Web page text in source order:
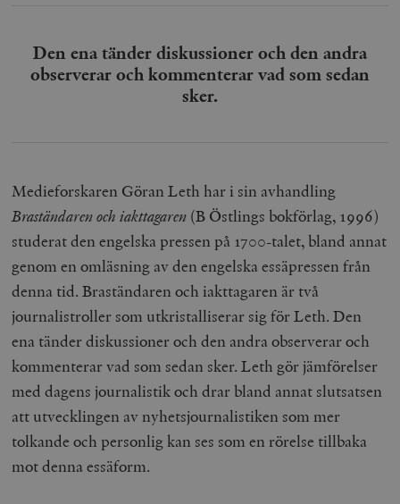
Den ena tänder diskussioner och den andra
observerar och kommenterar vad som sedan
sker.
Medieforskaren Göran Leth har i sin avhandling
Braständaren och iakttagaren (B Östlings bokförlag, 1996)
studerat den engelska pressen på 1700-talet, bland annat
genom en omläsning av den engelska essäpressen från
denna tid. Braständaren och iakttagaren är två
journalistroller som utkristalliserar sig för Leth. Den
ena tänder diskussioner och den andra observerar och
kommenterar vad som sedan sker. Leth gör jämförelser
med dagens journalistik och drar bland annat slutsatsen
att utvecklingen av nyhetsjournalistiken som mer
tolkande och personlig kan ses som en rörelse tillbaka
mot denna essäform.